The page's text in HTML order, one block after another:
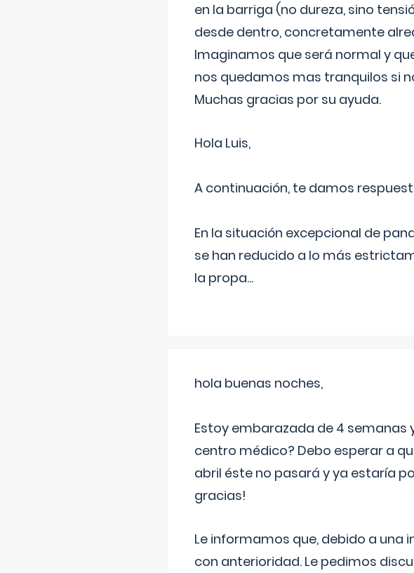
en la barriga (no dureza, sino
desde dentro, concretamente
Imaginamos que será normal y
nos quedamos mas tranquilos si
Muchas gracias por su ayuda.
Hola Luis,
A continuación, te damos
En la situación excepcional de
se han reducido a lo más
la propa...
hola buenas noches,
Estoy embarazada de 4 semanas
centro médico? Debo esperar a
abril éste no pasará y ya estaría
gracias!
Le informamos que, debido a una
con anterioridad. Le pedimos